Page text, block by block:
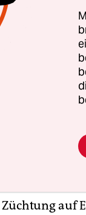
Ich
muss
für die
Beispiel
auf